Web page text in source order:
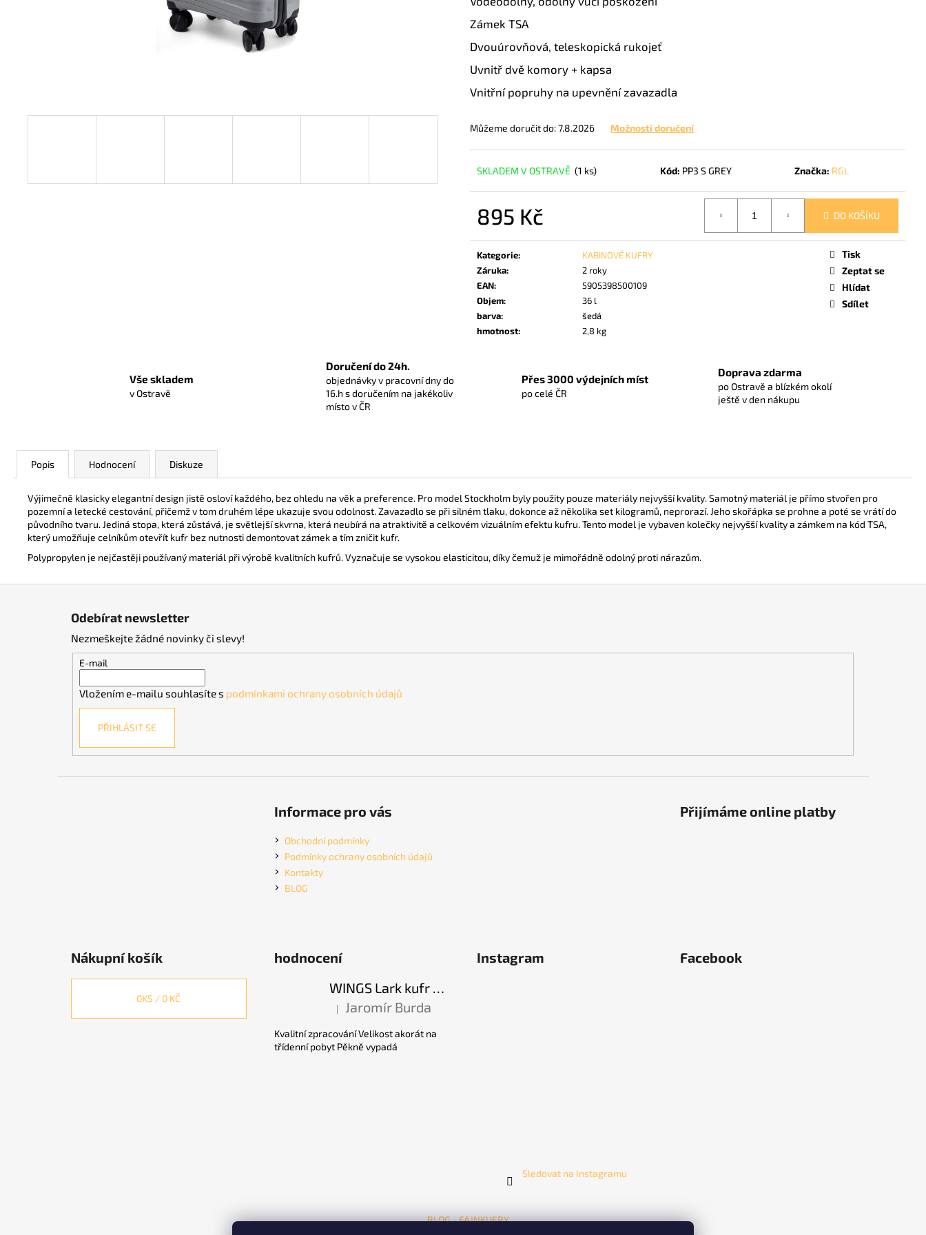
Zámek TSA
Dvouúrovňová, teleskopická rukojeť
Uvnitř dvě komory + kapsa
Vnitřní popruhy na upevnění zavazadla
Můžeme doručit do:7.8.2026 Možnosti doručení
SKLADEM V OSTRAVĚ (1 ks) Kód: PP3 S GREY Značka: RGL
895 Kč DO KOŠÍKU
Kategorie:
KABINOVÉ KUFRY
Záruka:
2 roky
EAN:
5905398500109
Objem:
36 l
barva:
šedá
hmotnost: 2,8 kg
Tisk
Zeptat se
Hlídat
Sdílet
Vše skladem
v Ostravě
Doručení do 24h.
objednávky v pracovní dny do
16.h s doručením na jakékoliv
místo v ČR
Přes 3000 výdejních míst
po celé ČR
Doprava zdarma
po Ostravě a blízkém okolí
ještě v den nákupu
Popis Hodnocení Diskuze
Výjimečně klasicky elegantní design jistě osloví každého, bez ohledu na věk a preference. Pro model Stockholm byly použity pouze materiály nejvyšší kvality. Samotný materiál je přímo stvořen pro
pozemní a letecké cestování, přičemž v tom druhém lépe ukazuje svou odolnost. Zavazadlo se při silném tlaku, dokonce až několika set kilogramů, neprorazí. Jeho skořápka se prohne a poté se vrátí do
původního tvaru. Jediná stopa, která zůstává, je světlejší skvrna, která neubírá na atraktivitě a celkovém vizuálním efektu kufru. Tento model je vybaven kolečky nejvyšší kvality a zámkem na kód TSA,
který umožňuje celníkům otevřít kufr bez nutnosti demontovat zámek a tím zničit kufr.
Polypropylen je nejčastěji používaný materiál při výrobě kvalitních kufrů. Vyznačuje se vysokou elasticitou, díky čemuž je mimořádně odolný proti nárazům.
WINGS AFRICAN EAGLE KUFR M - BLACK
WINGS SEA EAGLE KUFR S - RED 38 L
Odebírat newsletter
Nezmeškejte žádné novinky či slevy!
E-mail
Vložením e-mailu souhlasíte s podmínkami ochrany osobních údajů
PŘIHLÁSIT SE
Informace pro vás
Obchodní podmínky
Podmínky ochrany osobních údajů
Kontakty
BLOG
Přijímáme online platby
Nákupní košík
0KS / 0 KČ
hodnocení
WINGS Lark kufr S - Black 38 l
Hodnocení produktu je 5 z 5 hvězdiček.
| Jaromír Burda
Kvalitní zpracování Velikost akorát na
třídenní pobyt Pěkně vypadá
Instagram
Sledovat na Instagramu
Facebook
BLOG - FAJNKUFRY